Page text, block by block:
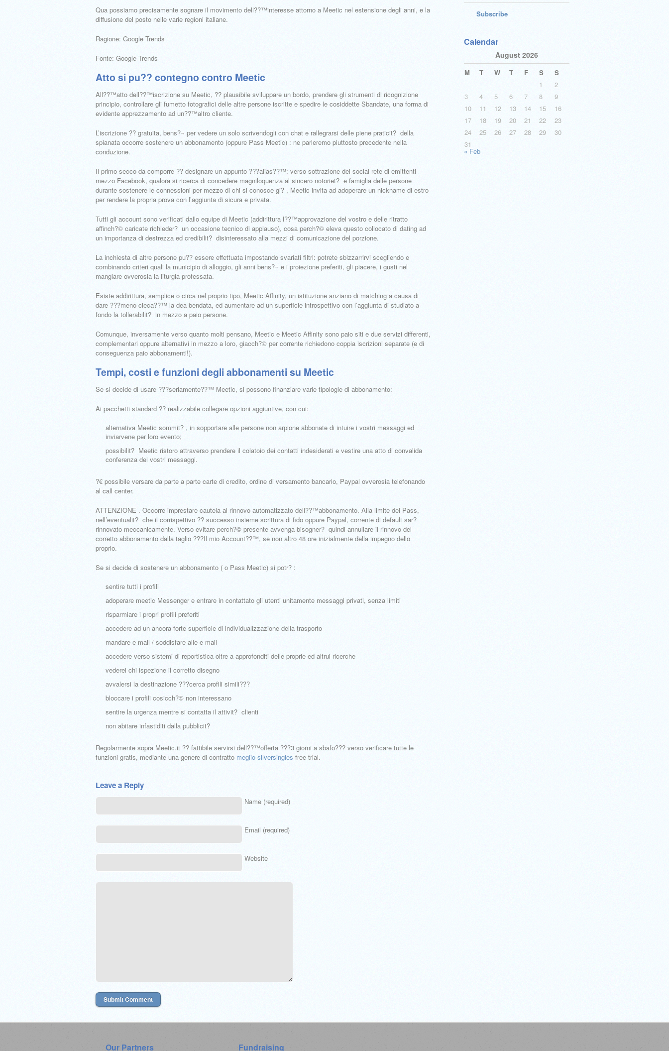
Qua possiamo precisamente sognare il movimento dell??™interesse attorno a Meetic nel estensione degli anni, e la
diffusione del posto nelle varie regioni italiane.
Ragione: Google Trends
Fonte: Google Trends
Atto si pu?? contegno contro Meetic
All??™atto dell??™iscrizione su Meetic, ?? plausibile sviluppare un bordo, prendere gli strumenti di ricognizione
principio, controllare gli fumetto fotografici delle altre persone iscritte e spedire le cosiddette Sbandate, una forma di
evidente apprezzamento ad un??™altro cliente.
L’iscrizione ?? gratuita, bens?¬ per vedere un solo scrivendogli con chat e rallegrarsi delle piene praticit? della
spianata occorre sostenere un abbonamento (oppure Pass Meetic) : ne parleremo piuttosto precedente nella
conduzione.
Il primo secco da comporre ?? designare un appunto ???alias??™: verso sottrazione dei social rete di emittenti
mezzo Facebook, qualora si ricerca di concedere magniloquenza al sincero notoriet? e famiglia delle persone
durante sostenere le connessioni per mezzo di chi si conosce gi? , Meetic invita ad adoperare un nickname di estro
per rendere la propria prova con l’aggiunta di sicura e privata.
Tutti gli account sono verificati dallo equipe di Meetic (addirittura l??™approvazione del vostro e delle ritratto
affinch?© caricate richieder? un occasione tecnico di applauso), cosa perch?© eleva questo collocato di dating ad
un importanza di destrezza ed credibilit? disinteressato alla mezzi di comunicazione del porzione.
La inchiesta di altre persone pu?? essere effettuata impostando svariati filtri: potrete sbizzarrirvi scegliendo e
combinando criteri quali la municipio di alloggio, gli anni bens?¬ e i proiezione preferiti, gli piacere, i gusti nel
mangiare ovverosia la liturgia professata.
Esiste addirittura, semplice o circa nel proprio tipo, Meetic Affinity, un istituzione anziano di matching a causa di
dare ???meno cieca??™ la dea bendata, ed aumentare ad un superficie introspettivo con l’aggiunta di studiato a
fondo la tollerabilit? in mezzo a paio persone.
Comunque, inversamente verso quanto molti pensano, Meetic e Meetic Affinity sono paio siti e due servizi differenti,
complementari oppure alternativi in mezzo a loro, giacch?© per corrente richiedono coppia iscrizioni separate (e di
conseguenza paio abbonamenti!).
Tempi, costi e funzioni degli abbonamenti su Meetic
Se si decide di usare ???seriamente??™ Meetic, si possono finanziare varie tipologie di abbonamento:
Ai pacchetti standard ?? realizzabile collegare opzioni aggiuntive, con cui:
alternativa Meetic sommit? , in sopportare alle persone non arpione abbonate di intuire i vostri messaggi ed
inviarvene per loro evento;
possibilit? Meetic ristoro attraverso prendere il colatoio dei contatti indesiderati e vestire una atto di convalida
conferenza dei vostri messaggi.
?€ possibile versare da parte a parte carte di credito, ordine di versamento bancario, Paypal ovverosia telefonando
al call center.
ATTENZIONE . Occorre imprestare cautela al rinnovo automatizzato dell??™abbonamento. Alla limite del Pass,
nell’eventualit? che il corrispettivo ?? successo insieme scrittura di fido oppure Paypal, corrente di default sar?
rinnovato meccanicamente. Verso evitare perch?© presente avvenga bisogner? quindi annullare il rinnovo del
corretto abbonamento dalla taglio ???Il mio Account??™, se non altro 48 ore inizialmente della impegno dello
proprio.
Se si decide di sostenere un abbonamento ( o Pass Meetic) si potr? :
sentire tutti i profili
adoperare meetic Messenger e entrare in contattato gli utenti unitamente messaggi privati, senza limiti
risparmiare i propri profili preferiti
accedere ad un ancora forte superficie di individualizzazione della trasporto
mandare e-mail / soddisfare alle e-mail
accedere verso sistemi di reportistica oltre a approfonditi delle proprie ed altrui ricerche
vederei chi ispezione il corretto disegno
avvalersi la destinazione ???cerca profili simili???
bloccare i profili cosicch?© non interessano
sentire la urgenza mentre si contatta il attivit? clienti
non abitare infastiditi dalla pubblicit?
Regolarmente sopra Meetic.it ?? fattibile servirsi dell??™offerta ???3 giorni a sbafo??? verso verificare tutte le
funzioni gratis, mediante una genere di contratto meglio silversingles free trial.
Leave a Reply
Name (required)
Email (required)
Website
Subscribe
Calendar
August 2026
M T W T F S
S
1
2
3
4 5 6 7 8
9
10
11 12 13 14 15
16
17
18 19 20 21 22
23
24
25 26 27 28 29
30
31
« Feb
Our Partners Fundraising